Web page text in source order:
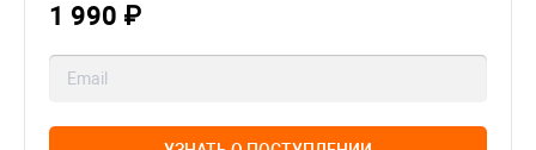
1 990 ₽